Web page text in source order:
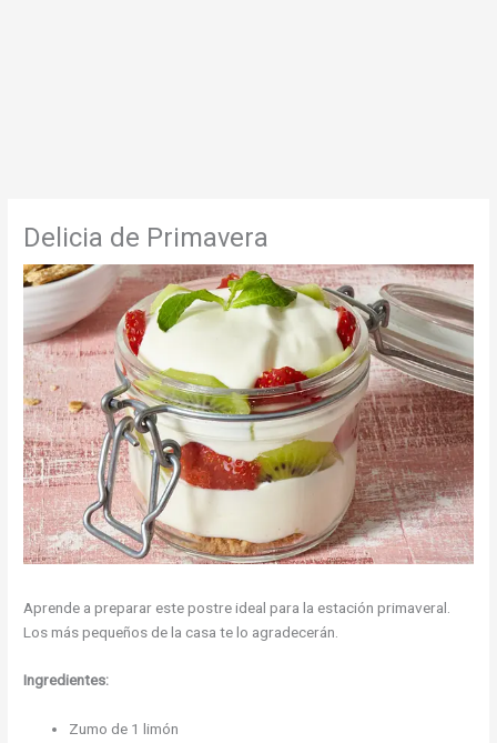
Delicia de Primavera
Aprende a preparar este postre ideal para la estación primaveral.
Los más pequeños de la casa te lo agradecerán.
Ingredientes:
Zumo de 1 limón